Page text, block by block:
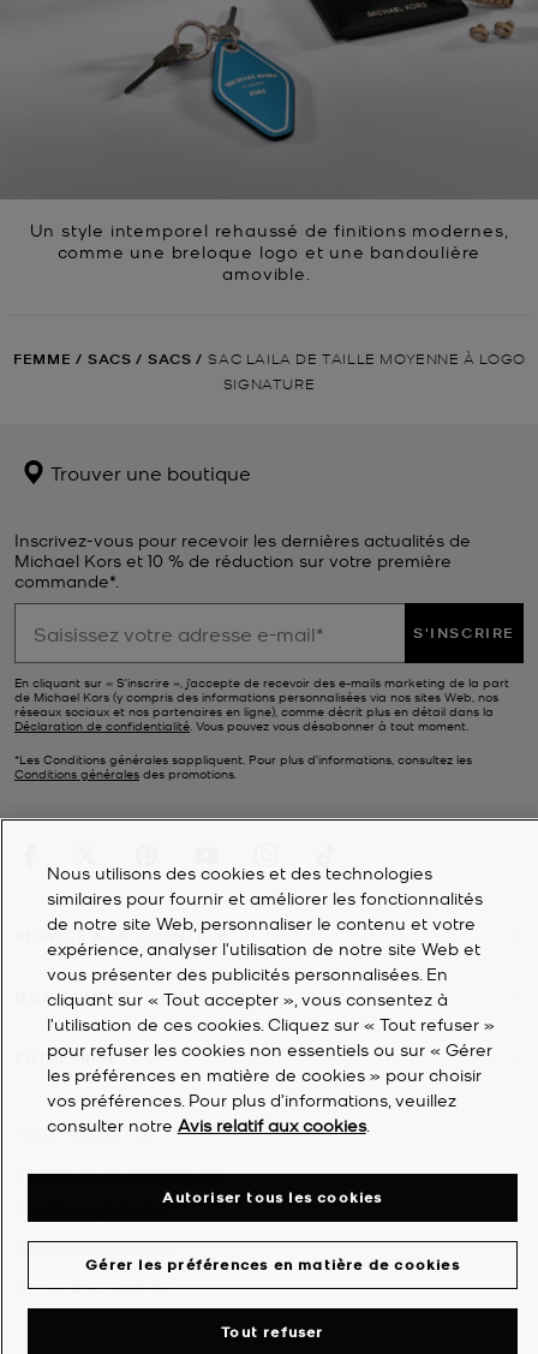
Un style intemporel rehaussé de finitions modernes,
comme une breloque logo et une bandoulière
amovible.
FEMME / SACS / SACS / SAC LAILA DE TAILLE MOYENNE À LOGO
SIGNATURE
Trouver une boutique
Inscrivez-vous pour recevoir les dernières actualités de
Michael Kors et 10 % de réduction sur votre première
commande*.
S'INSCRIRE
En cliquant sur « S’inscrire », j’accepte de recevoir des e-mails marketing de la part
de Michael Kors (y compris des informations personnalisées via nos sites Web, nos
réseaux sociaux et nos partenaires en ligne), comme décrit plus en détail dans la
Déclaration de confidentialité. Vous pouvez vous désabonner à tout moment.
*Les Conditions générales sappliquent. Pour plus d’informations, consultez les
Conditions générales des promotions.
SERVICE À LA CLIENTÈLE
MON COMPTE
ENTREPRISE
2026Michael Kors
Déclaration de confidentialité
Avis relatif aux cookies
Énoncé d'accessibilité
Nous utilisons des cookies et des technologies
similaires pour fournir et améliorer les fonctionnalités
de notre site Web, personnaliser le contenu et votre
expérience, analyser l'utilisation de notre site Web et
vous présenter des publicités personnalisées. En
cliquant sur « Tout accepter », vous consentez à
l’utilisation de ces cookies. Cliquez sur « Tout refuser »
pour refuser les cookies non essentiels ou sur « Gérer
les préférences en matière de cookies » pour choisir
vos préférences. Pour plus d’informations, veuillez
consulter notre Avis relatif aux cookies.
Gérer les préférences en matière de cookies
Tout refuser
Autoriser tous les cookies